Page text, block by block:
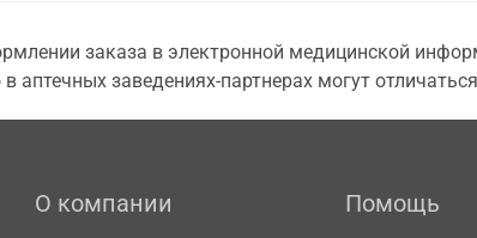
заказа в электронной медицинской
заведениях-партнерах могут
О компании Помощь